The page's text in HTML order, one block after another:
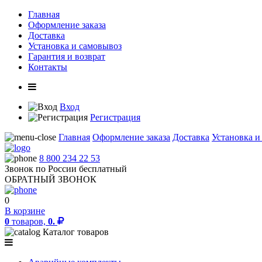
Главная
Оформление заказа
Доставка
Установка и самовывоз
Гарантия и возврат
Контакты
Вход
Регистрация
Главная Оформление заказа Доставка Установка
8 800 234 22 53
Звонок по России бесплатный
ОБРАТНЫЙ ЗВОНОК
0
В корзине
0 товаров, 0.
Каталог товаров